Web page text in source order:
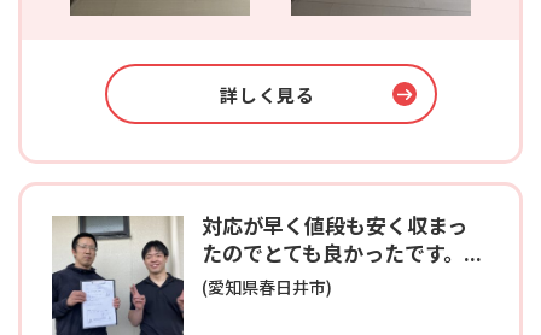
詳しく見る
対応が早く値段も安く収まっ
たのでとても良かったです。...
(愛知県春日井市)